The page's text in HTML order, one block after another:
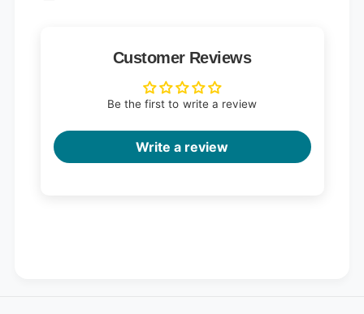
Customer Reviews
Be the first to write a review
Write a review